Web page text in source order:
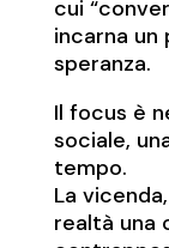
cui
incarna
speranza.
Il focus è
sociale,
tempo.
La
realtà una